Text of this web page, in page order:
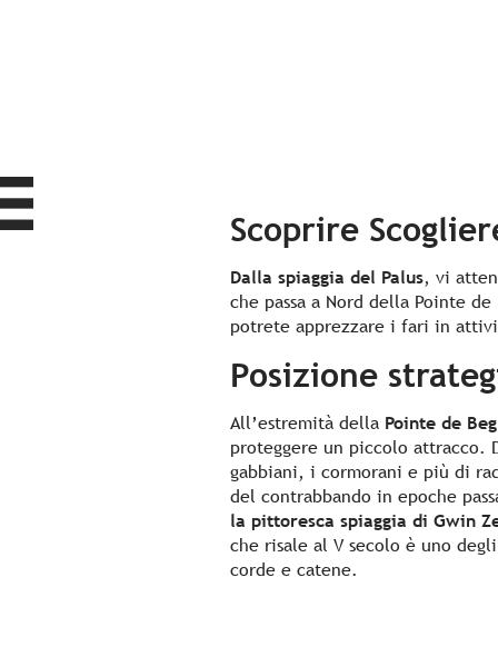
Scoprire
Dalla spiaggia del Palus, vi
che passa a Nord della Pointe
potrete apprezzare i fari in
Posizione
All’estremità della Pointe de
proteggere un piccolo attracco.
gabbiani, i cormorani e più di
del contrabbando in epoche
la pittoresca spiaggia di Gwin
che risale al V secolo è uno
corde e catene.